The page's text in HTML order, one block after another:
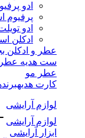
ادو
پرفیوم
ادو
ادکلن
عطر و ادکلن
ست هدیه عطر
عطر مو
کارت هدیه
لوازم آرایشی
لوازم آرایشی
ابزار آرایشی